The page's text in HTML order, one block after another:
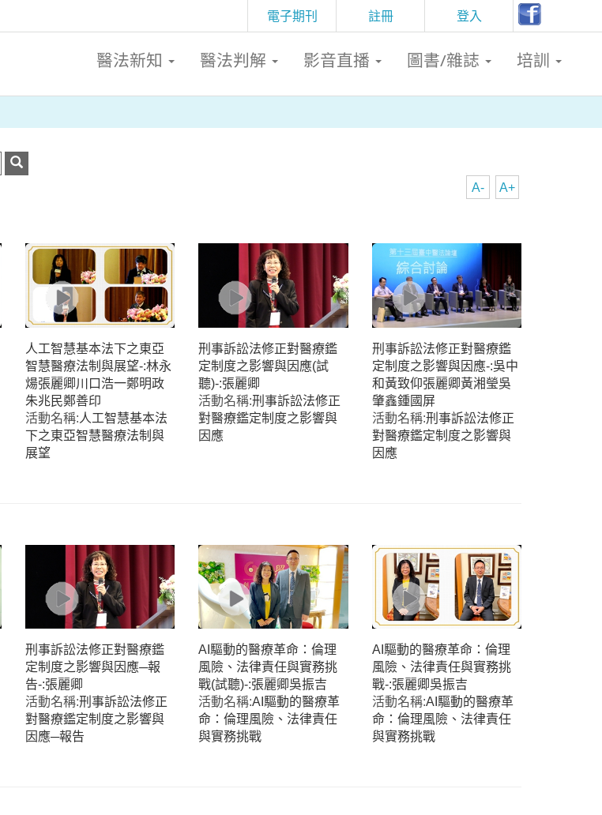
註冊 登入
電子期刊
醫法新知 醫法判解 影音直播 圖書/雜誌 培訓
A+
A-
人工智慧基本法下之東亞
智慧醫療法制與展望-:林永
煬張麗卿川口浩一鄭明政
朱兆民鄭善印
活動名稱:人工智慧基本法
下之東亞智慧醫療法制與
展望
刑事訴訟法修正對醫療鑑
定制度之影響與因應(試
聽)-:張麗卿
活動名稱:刑事訴訟法修正
對醫療鑑定制度之影響與
因應
刑事訴訟法修正對醫療鑑
定制度之影響與因應-:吳中
和黃致仰張麗卿黃湘瑩吳
肇鑫鍾國屏
活動名稱:刑事訴訟法修正
對醫療鑑定制度之影響與
因應
刑事訴訟法修正對醫療鑑
定制度之影響與因應─報
告-:張麗卿
活動名稱:刑事訴訟法修正
對醫療鑑定制度之影響與
因應─報告
AI驅動的醫療革命：倫理
風險、法律責任與實務挑
戰(試聽)-:張麗卿吳振吉
活動名稱:AI驅動的醫療革
命：倫理風險、法律責任
與實務挑戰
AI驅動的醫療革命：倫理
風險、法律責任與實務挑
戰-:張麗卿吳振吉
活動名稱:AI驅動的醫療革
命：倫理風險、法律責任
與實務挑戰